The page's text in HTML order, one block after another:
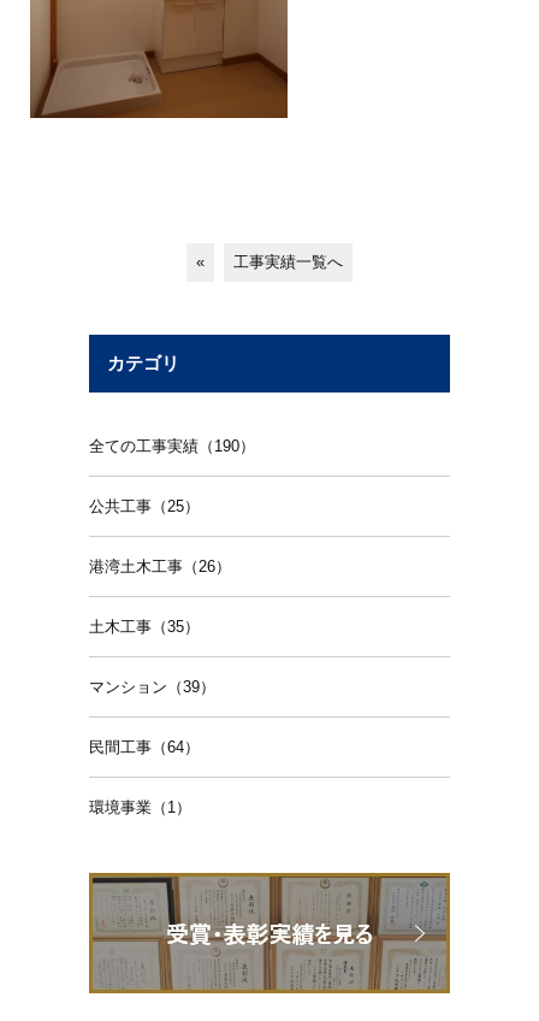
« 工事実績一覧へ
カテゴリ
全ての工事実績（190）
公共工事（25）
港湾土木工事（26）
土木工事（35）
マンション（39）
民間工事（64）
環境事業（1）